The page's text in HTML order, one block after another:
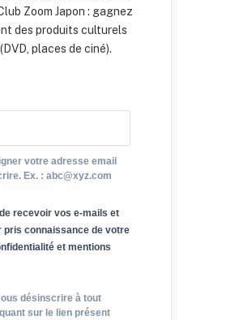
Zoom Japon : gagnez
des produits culturels
places de ciné).
votre adresse email
Ex. : abc@xyz.com
recevoir vos e-mails et
pris connaissance de votre
et mentions
désinscrire à tout
sur le lien présent